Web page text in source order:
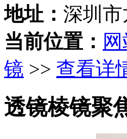
地址： 深圳
当前位置：
镜 >> 查看详
透镜棱镜聚